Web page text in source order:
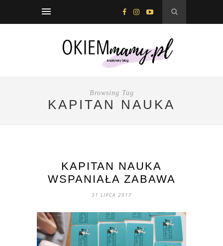
Browsing Tag
KAPITAN NAUKA
KAPITAN NAUKA
WSPANIAŁA ZABAWA
31 LIPCA 2017